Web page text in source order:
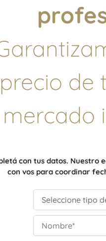
de
mercado
con tus datos. Nuestro
con vos para coordinar